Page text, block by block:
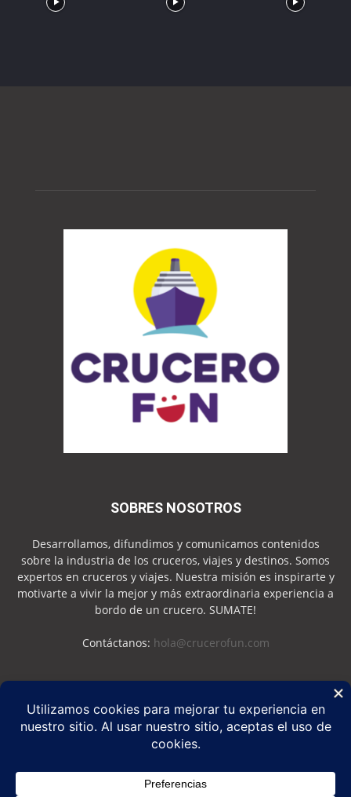
SOBRES NOSOTROS
Desarrollamos, difundimos y comunicamos contenidos
sobre la industria de los cruceros, viajes y destinos. Somos
expertos en cruceros y viajes. Nuestra misión es inspirarte y
motivarte a vivir la mejor y más extraordinaria experiencia a
bordo de un crucero. SUMATE!
Contáctanos: hola@crucerofun.com
SEGUINOS